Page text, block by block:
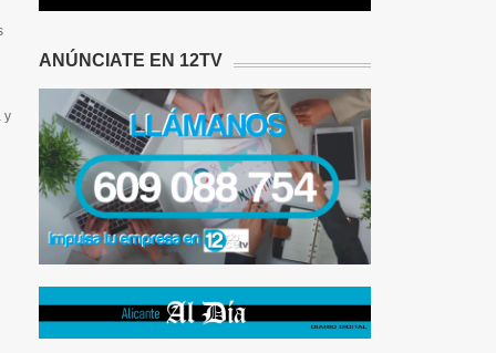
y
ANÚNCIATE EN 12TV